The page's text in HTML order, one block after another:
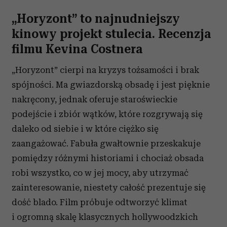
Partnerzy mogą połączyć te informacje z innymi danymi
otrzymanymi od Ciebie lub uzyskanymi podczas
korzystania z ich usług.
„Horyzont” to najnudniejszy
kinowy projekt stulecia. Recenzja
filmu Kevina Costnera
„Horyzont” cierpi na kryzys tożsamości i brak
spójności. Ma gwiazdorską obsadę i jest pięknie
nakręcony, jednak oferuje staroświeckie
podejście i zbiór wątków, które rozgrywają się
daleko od siebie i w które ciężko się
zaangażować. Fabuła gwałtownie przeskakuje
pomiędzy różnymi historiami i chociaż obsada
robi wszystko, co w jej mocy, aby utrzymać
zainteresowanie, niestety całość prezentuje się
dość blado. Film próbuje odtworzyć klimat
i ogromną skalę klasycznych hollywoodzkich